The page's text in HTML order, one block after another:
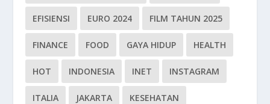
EFISIENSI EURO 2024 FILM TAHUN 2025
FINANCE FOOD GAYA HIDUP HEALTH
HOT INDONESIA INET INSTAGRAM
ITALIA JAKARTA KESEHATAN